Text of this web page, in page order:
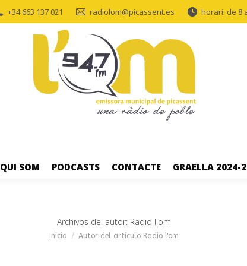
+34 663 137 021 radiolom@picassent.es horari: de 8
QUI SOM PODCASTS CONTACTE GRAELLA 2024-
Archivos del autor: Radio l'om
Estás aquí:
Inicio Autor del artículo Radio l'om